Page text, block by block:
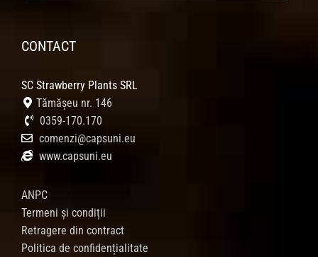
CONTACT
SC Strawberry Plants SRL
Tămășeu nr. 146
0359-170.170
comenzi@capsuni.eu
www.capsuni.eu
ANPC
Termeni și condiții
Retragere din contract
Politica de confidențialitate